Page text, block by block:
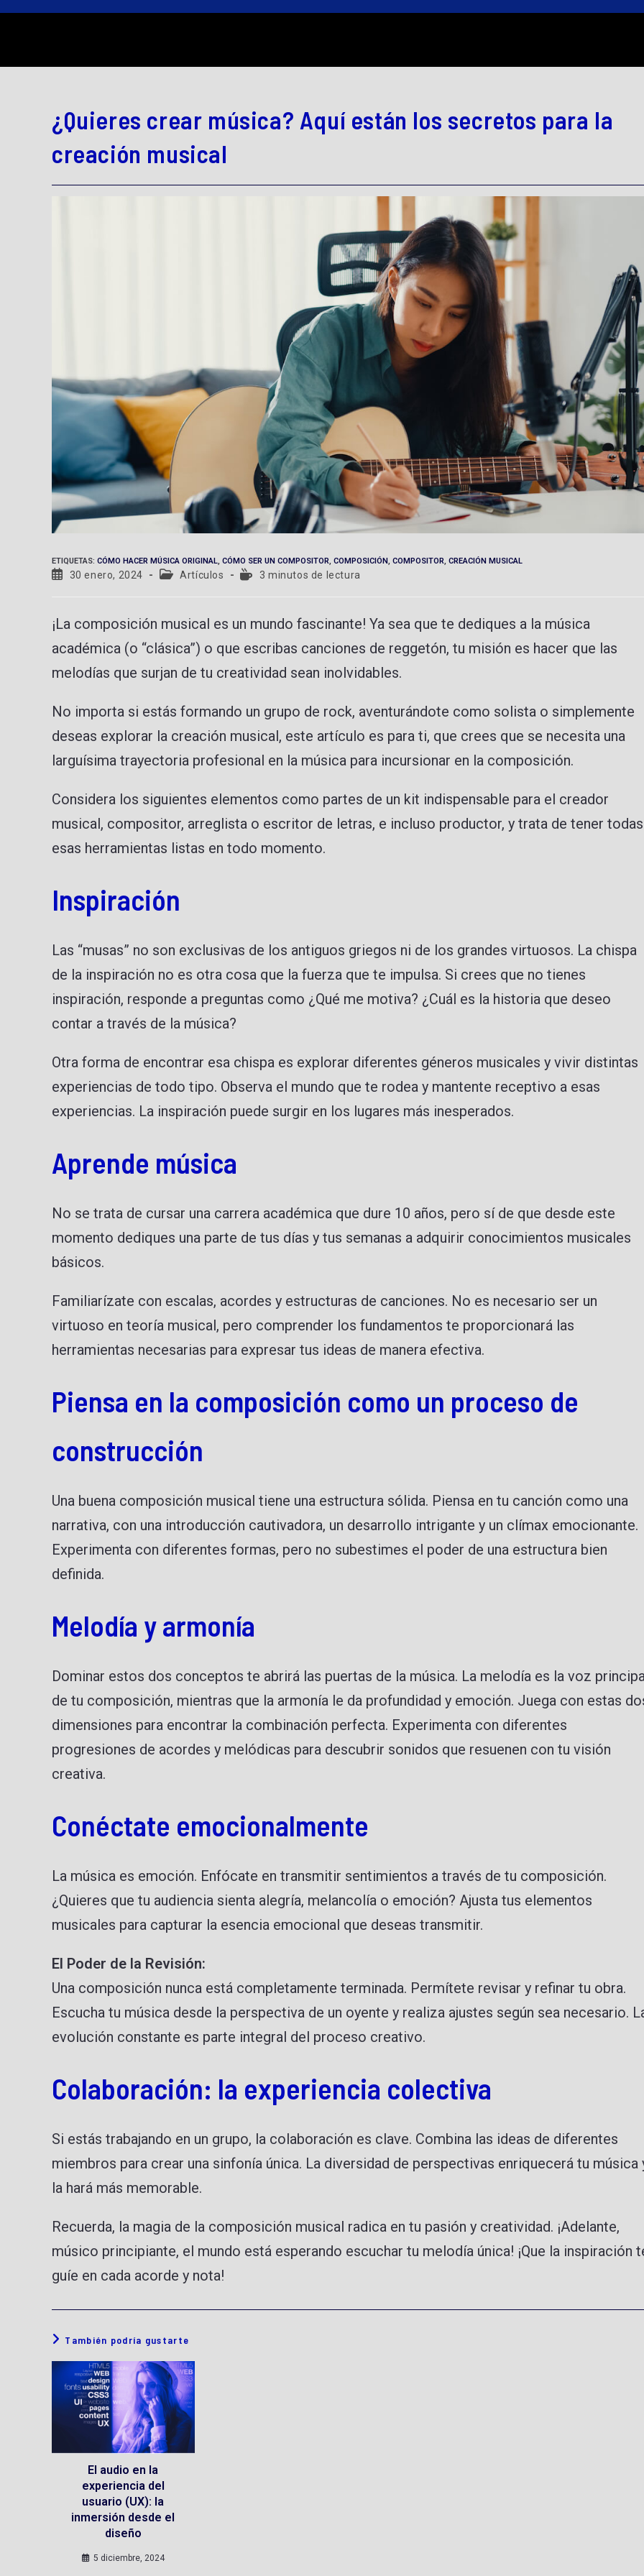
¿Quieres crear música? Aquí están los secretos para la
creación musical
ETIQUETAS: CÓMO HACER MÚSICA ORIGINAL CÓMO SER UN COMPOSITOR COMPOSICIÓN COMPOSITOR CREACIÓN MUSICAL
30 enero, 2024 Artículos 3 minutos de lectura
¡La composición musical es un mundo fascinante! Ya sea que te dediques a la música
académica (o “clásica”) o que escribas canciones de reggetón, tu misión es hacer que las
melodías que surjan de tu creatividad sean inolvidables.
No importa si estás formando un grupo de rock, aventurándote como solista o simplemente
deseas explorar la creación musical, este artículo es para ti, que crees que se necesita una
larguísima trayectoria profesional en la música para incursionar en la composición.
Considera los siguientes elementos como partes de un kit indispensable para el creador
musical, compositor, arreglista o escritor de letras, e incluso productor, y trata de tener todas
esas herramientas listas en todo momento.
Inspiración
Las “musas” no son exclusivas de los antiguos griegos ni de los grandes virtuosos. La chispa
de la inspiración no es otra cosa que la fuerza que te impulsa. Si crees que no tienes
inspiración, responde a preguntas como ¿Qué me motiva? ¿Cuál es la historia que deseo
contar a través de la música?
Otra forma de encontrar esa chispa es explorar diferentes géneros musicales y vivir distintas
experiencias de todo tipo. Observa el mundo que te rodea y mantente receptivo a esas
experiencias. La inspiración puede surgir en los lugares más inesperados.
Aprende música
No se trata de cursar una carrera académica que dure 10 años, pero sí de que desde este
momento dediques una parte de tus días y tus semanas a adquirir conocimientos musicales
básicos.
Familiarízate con escalas, acordes y estructuras de canciones. No es necesario ser un
virtuoso en teoría musical, pero comprender los fundamentos te proporcionará las
herramientas necesarias para expresar tus ideas de manera efectiva.
Piensa en la composición como un proceso de
construcción
Una buena composición musical tiene una estructura sólida. Piensa en tu canción como una
narrativa, con una introducción cautivadora, un desarrollo intrigante y un clímax emocionante.
Experimenta con diferentes formas, pero no subestimes el poder de una estructura bien
definida.
Melodía y armonía
Dominar estos dos conceptos te abrirá las puertas de la música. La melodía es la voz
de tu composición, mientras que la armonía le da profundidad y emoción. Juega con estas
dimensiones para encontrar la combinación perfecta. Experimenta con diferentes
progresiones de acordes y melódicas para descubrir sonidos que resuenen con tu visión
creativa.
Conéctate emocionalmente
La música es emoción. Enfócate en transmitir sentimientos a través de tu composición.
¿Quieres que tu audiencia sienta alegría, melancolía o emoción? Ajusta tus elementos
musicales para capturar la esencia emocional que deseas transmitir.
El Poder de la Revisión:
Una composición nunca está completamente terminada. Permítete revisar y refinar tu obra.
Escucha tu música desde la perspectiva de un oyente y realiza ajustes según sea necesario.
evolución constante es parte integral del proceso creativo.
Colaboración: la experiencia colectiva
Si estás trabajando en un grupo, la colaboración es clave. Combina las ideas de diferentes
miembros para crear una sinfonía única. La diversidad de perspectivas enriquecerá tu música
la hará más memorable.
Recuerda, la magia de la composición musical radica en tu pasión y creatividad. ¡Adelante,
músico principiante, el mundo está esperando escuchar tu melodía única! ¡Que la inspiración
guíe en cada acorde y nota!
También podría gustarte
El audio en la
experiencia del
usuario (UX): la
inmersión desde el
diseño
5 diciembre, 2024